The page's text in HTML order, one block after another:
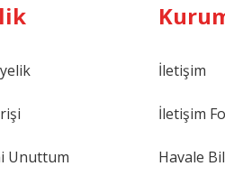
Unuttum
İletişim
İletişim
Havale